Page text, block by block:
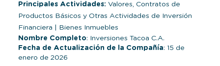
Principales Actividades: Valores, Contratos de
Productos Básicos y Otras Actividades de Inversión
Financiera
Bienes Inmuebles
Nombre Completo: Inversiones Tacoa C.A.
Fecha de Actualización de la Compañía: 15 de
enero de 2026